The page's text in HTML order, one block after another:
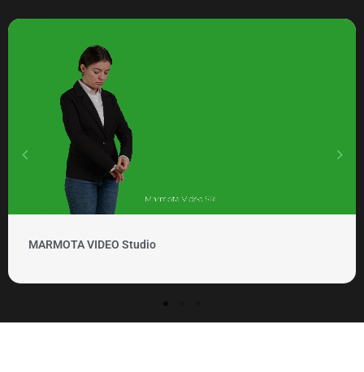
MARMOTA VIDEO Clipuri si promovare